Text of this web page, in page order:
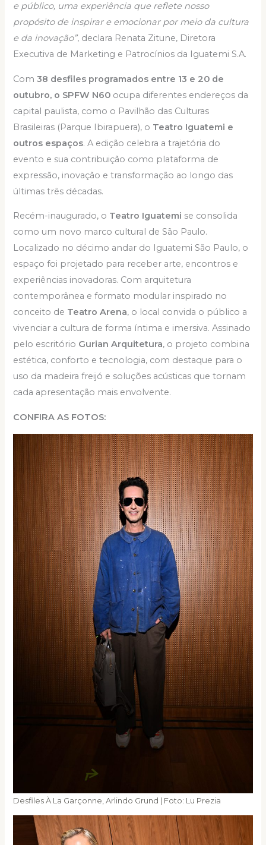
e público, uma experiência que reflete nosso
propósito de inspirar e emocionar por meio da cultura
e da inovação”, declara Renata Zitune, Diretora
Executiva de Marketing e Patrocínios da Iguatemi S.A.
Com38 desfiles programados entre 13 e 20 de
outubro, o SPFW N60 ocupa diferentes endereços da
capital paulista, como o Pavilhão das Culturas
Brasileiras (Parque Ibirapuera), o Teatro Iguatemi e
outros espaços. A edição celebra a trajetória do
evento e sua contribuição como plataforma de
expressão, inovação e transformação ao longo das
últimas três décadas.
Recém-inaugurado, o Teatro Iguatemi se consolida
como um novo marco cultural de São Paulo.
Localizado no décimo andar do Iguatemi São Paulo, o
espaço foi projetado para receber arte, encontros e
experiências inovadoras. Com arquitetura
contemporânea e formato modular inspirado no
conceito de Teatro Arena, o local convida o público a
vivenciar a cultura de forma íntima e imersiva. Assinado
pelo escritório Gurian Arquitetura, o projeto combina
estética, conforto e tecnologia, com destaque para o
uso da madeira freijó e soluções acústicas que tornam
cada apresentação mais envolvente.
CONFIRA AS FOTOS:
Desfiles À La Garçonne, Arlindo Grund | Foto: Lu Prezia